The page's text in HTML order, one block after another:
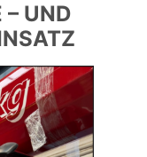
– UND